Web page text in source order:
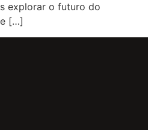
explorar o futuro do
[…]